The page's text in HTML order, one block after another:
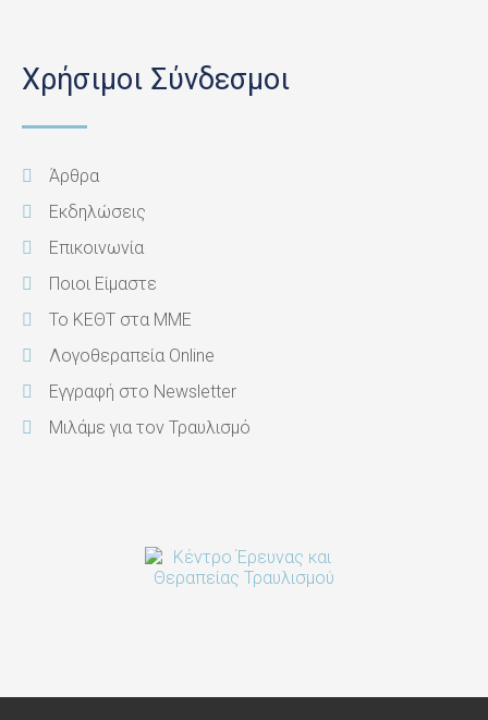
Χρήσιμοι Σύνδεσμοι
Άρθρα
Εκδηλώσεις
Επικοινωνία
Ποιοι Είμαστε
Το ΚΕΘΤ στα ΜΜΕ
Λογοθεραπεία Online
Εγγραφή στο Newsletter
Μιλάμε για τον Τραυλισμό